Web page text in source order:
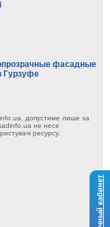
Личный кабинет
фасадные
Гурзуфе
допустиме лише за
не несе
ресурсу.